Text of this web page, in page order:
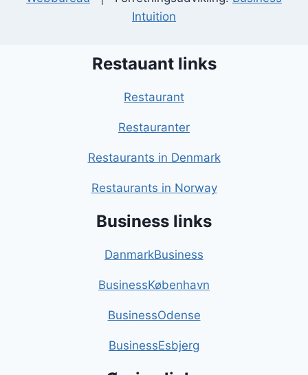
Intuition
Restauant links
Restaurant
Restauranter
Restaurants in Denmark
Restaurants in Norway
Business links
DanmarkBusiness
BusinessKøbenhavn
BusinessOdense
BusinessEsbjerg